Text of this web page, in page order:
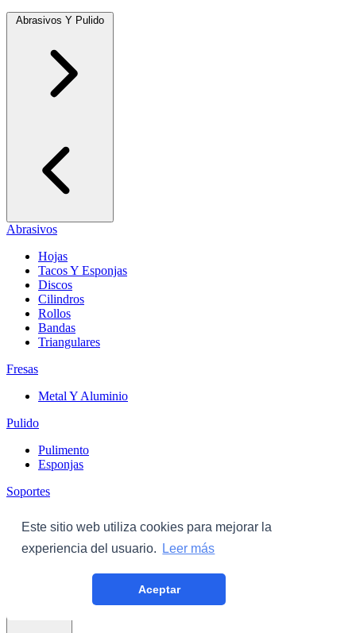
Este sitio web utiliza cookies para mejorar la
experiencia del usuario.
Leer más
Aceptar
Abrasivos Y Pulido
Abrasivos
Hojas
Tacos Y Esponjas
Discos
Cilindros
Rollos
Bandas
Triangulares
Fresas
Metal Y Aluminio
Pulido
Pulimento
Esponjas
Soportes
Triangulares